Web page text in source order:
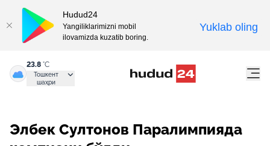
23.8 °C
Тошкент
шаҳри
Элбек Султонов Паралимпияда
Hudud24
Yangiliklarimizni mobil
ilovamizda kuzatib boring.
Yuklab oling